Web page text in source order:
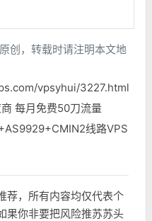
创，转载时请注明本文地
vpsyhui/3227.html
每月免费50刀流量
线路VPS
荐，所有内容均仅代表个
果你非要把风险推苏苏头